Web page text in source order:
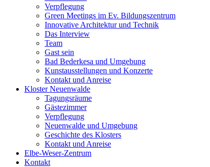
Verpflegung
Green Meetings im Ev. Bildungszentrum
Innovative Architektur und Technik
Das Interview
Team
Gast sein
Bad Bederkesa und Umgebung
Kunstausstellungen und Konzerte
Kontakt und Anreise
Kloster Neuenwalde
Tagungsräume
Gästezimmer
Verpflegung
Neuenwalde und Umgebung
Geschichte des Klosters
Kontakt und Anreise
Elbe-Weser-Zentrum
Kontakt